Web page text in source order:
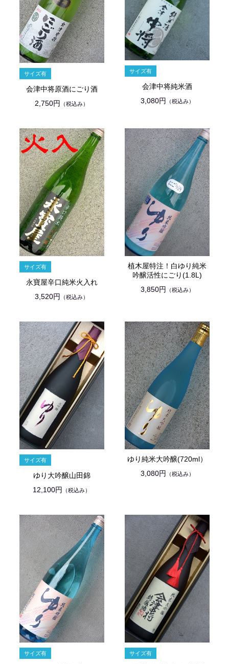
会津中将原酒にごり酒
2,750円
（税込み）
会津中将純米酒
3,080円
（税込み）
永寶屋辛口純米火入れ
3,520円
（税込み）
植木屋特注！白ゆり純米
吟醸活性にごり(1.8L)
3,850円
（税込み）
ゆり大吟醸山田錦
12,100円
（税込み）
ゆり純米大吟醸(720ml）
3,080円
（税込み）